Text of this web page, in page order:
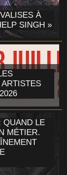
À
SINGH »
LE
MÉTIER.